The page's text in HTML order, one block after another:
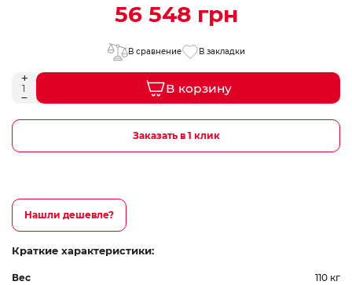
56 548 грн
В сравнение В закладки
В корзину
Заказать в 1 клик
Нашли дешевле?
Краткие характеристики:
Вес
110 кг